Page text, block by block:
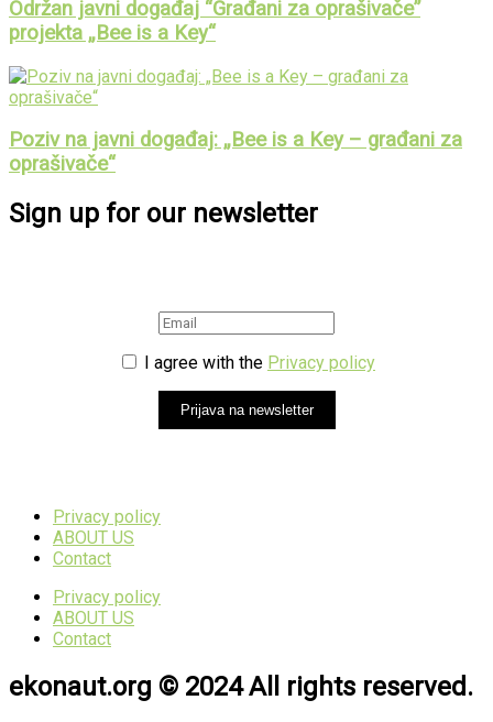
Održan javni događaj “Građani za oprašivače”
projekta „Bee is a Key“
Poziv na javni događaj: „Bee is a Key – građani za
oprašivače“
Sign up for our newsletter
I agree with the Privacy policy
Prijava na newsletter
Privacy policy
ABOUT US
Contact
Privacy policy
ABOUT US
Contact
ekonaut.org © 2024 All rights reserved.